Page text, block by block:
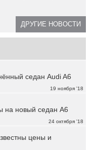
ДРУГИЕ НОВОСТИ
19 ноября '18
седан Audi A6
24 октября '18
на новый седан A6
цены и